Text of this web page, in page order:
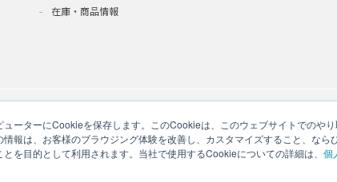
ューターにCookieを保存します。このCookieは、このウェブサイトでのや
報は、お客様のブラウジング体験を改善し、カスタマイズすること、なら
を目的として利用されます。当社で使用するCookieについての詳細は、 個
在庫・商品情報